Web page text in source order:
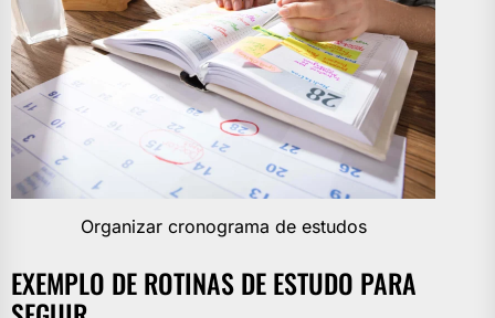
Organizar cronograma de estudos
EXEMPLO DE ROTINAS DE ESTUDO PARA